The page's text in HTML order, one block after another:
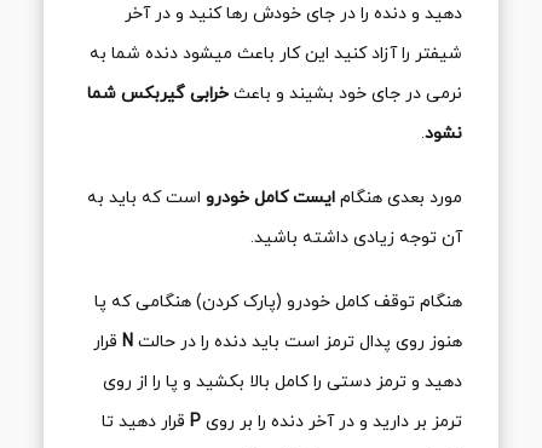
دهید و دنده را در جای خودش رها کنید و در آخر
شیفتر را آزاد کنید این کار باعث میشود دنده شما به
نرمی در جای خود بشیند و باعث خرابی گیربکس شما
نشود.
مورد بعدی هنگام ایست کامل خودرواست که باید به
آن توجه زیادی داشته باشید.
هنگام توقف کامل خودرو (پارک کردن) هنگامی که پا
هنوز روی پدال ترمز است باید دنده را در حالتN
قرار
دهید و ترمز دستی را کامل بالا بکشید و پا را از روی
ترمز بر دارید و در آخر دنده را بر رویP
قرار دهید تا